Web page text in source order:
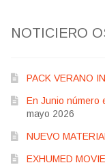
NOTICIERO
PACK VERANO
En Junio número
mayo 2026
NUEVO
EXHUMED